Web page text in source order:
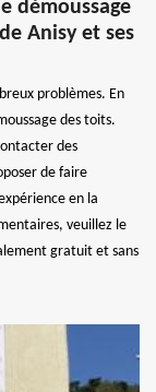
démoussage
Anisy et ses
problèmes. En
des toits.
des
de faire
en la
veuillez le
gratuit et sans